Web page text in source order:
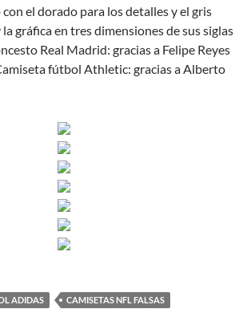
el dorado para los detalles y el gris
gráfica en tres dimensiones de sus siglas
Real Madrid: gracias a Felipe Reyes
fútbol Athletic: gracias a Alberto
ADIDAS CAMISETAS NFL FALSAS